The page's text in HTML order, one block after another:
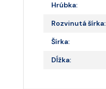
Hrúbka:
Rozvinutá šírka:
Šírka:
Dĺžka: